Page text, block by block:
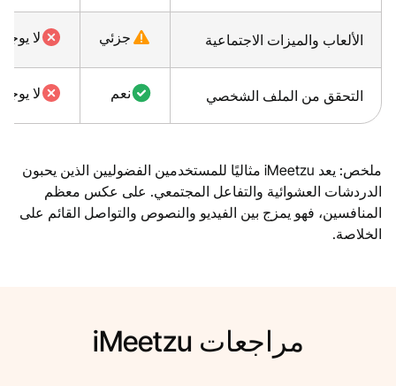
الألعاب والميزات الاجتماعية جزئي لا يوجد
التحقق من الملف الشخصي نعم لا يوجد
ملخص: يعد iMeetzu مثاليًا للمستخدمين الفضوليين الذين يحبون
الدردشات العشوائية والتفاعل المجتمعي. على عكس معظم
المنافسين، فهو يمزج بين الفيديو والنصوص والتواصل القائم على
الخلاصة.
مراجعات iMeetzu